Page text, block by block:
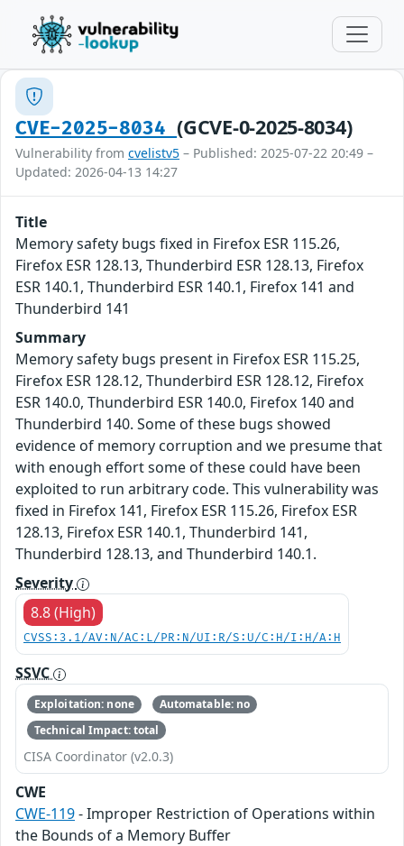
CVE-2025-8034(GCVE-0-2025-8034)
Vulnerability from cvelistv5 – Published: 2025-07-22 20:49 –
Updated: 2026-04-13 14:27
Title
Memory safety bugs fixed in Firefox ESR 115.26,
Firefox ESR 128.13, Thunderbird ESR 128.13, Firefox
ESR 140.1, Thunderbird ESR 140.1, Firefox 141 and
Thunderbird 141
Summary
Memory safety bugs present in Firefox ESR 115.25,
Firefox ESR 128.12, Thunderbird ESR 128.12, Firefox
ESR 140.0, Thunderbird ESR 140.0, Firefox 140 and
Thunderbird 140. Some of these bugs showed
evidence of memory corruption and we presume that
with enough effort some of these could have been
exploited to run arbitrary code. This vulnerability was
fixed in Firefox 141, Firefox ESR 115.26, Firefox ESR
128.13, Firefox ESR 140.1, Thunderbird 141,
Thunderbird 128.13, and Thunderbird 140.1.
Severity
8.8 (High)
CVSS:3.1/AV:N/AC:L/PR:N/UI:R/S:U/C:H/I:H/A:H
SSVC
Exploitation: none
Automatable: no
Technical Impact: total
CISA Coordinator (v2.0.3)
CWE
CWE-119- Improper Restriction of Operations within
the Bounds of a Memory Buffer